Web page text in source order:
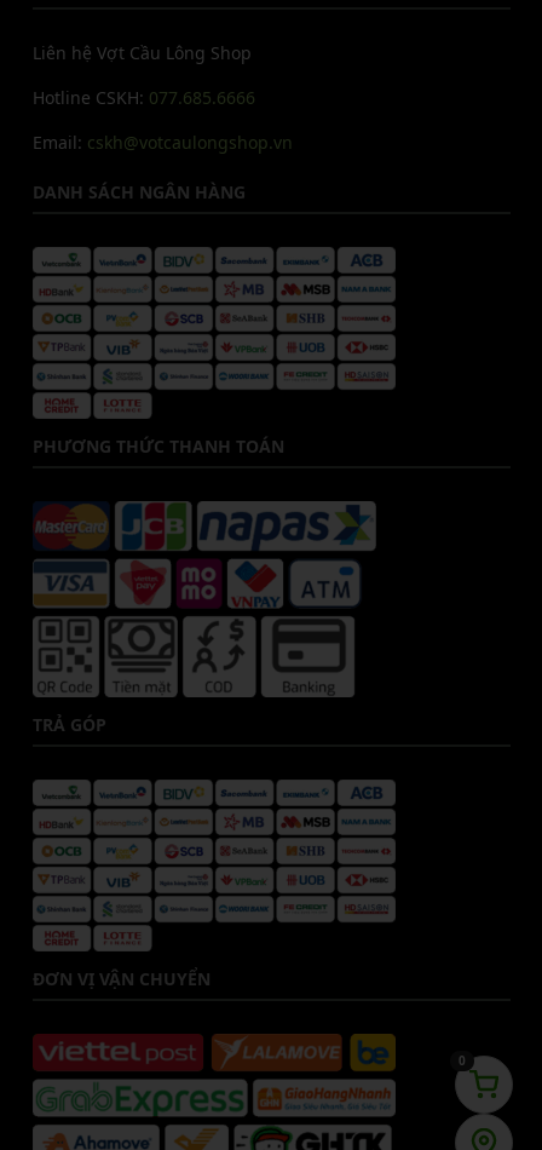
Liên hệ Vợt Cầu Lông Shop
Hotline CSKH: 077.685.6666
Email: cskh@votcaulongshop.vn
DANH SÁCH NGÂN HÀNG
PHƯƠNG THỨC THANH TOÁN
TRẢ GÓP
ĐƠN VỊ VẬN CHUYỂN
0